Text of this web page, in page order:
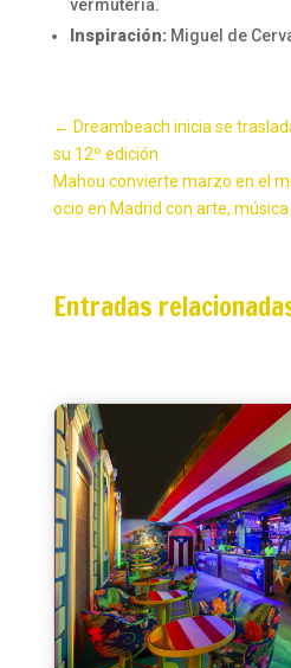
vermutería.
Inspiración: Miguel de
← Dreambeach inicia se
su 12º edición
Mahou convierte marzo en el
ocio en Madrid con arte,
Entradas